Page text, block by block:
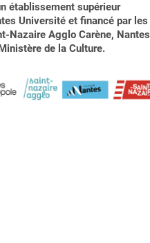
établissement supérieur
Université et financé par les
Nazaire Agglo Carène, Nantes
de la Culture.